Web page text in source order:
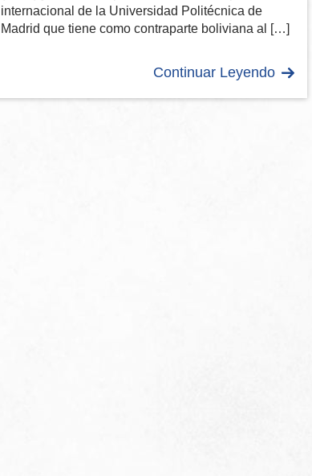
internacional de la Universidad Politécnica de
Madrid que tiene como contraparte boliviana al […]
Continuar Leyendo